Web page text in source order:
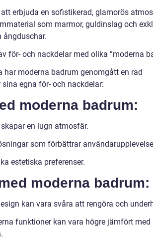
erbjuda en sofistikerad, glamorös
som marmor, guldinslag och
för- och nackdelar med olika ”moderna
har moderna badrum genomgått en rad
egna för- och nackdelar:
moderna badrum:
en lugn atmosfär.
som förbättrar
estetiska preferenser.
moderna badrum:
kan vara svåra att rengöra och
funktioner kan vara högre jämfört med